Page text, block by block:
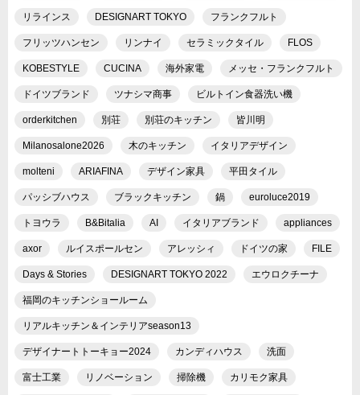
リラインス DESIGNART TOKYO フランクフルト
フリッツハンセン リンナイ セラミックタイル FLOS
KOBESTYLE CUCINA 海外家電 メッセ・フランクフルト
ドイツブランド ツナシマ商事 ビルトイン食器洗い機
orderkitchen 別荘 別荘のキッチン 皆川明
Milanosalone2026 木のキッチン イタリアデザイン
molteni ARIAFINA デザイン家具 平田タイル
パッシブハウス ブラックキッチン 鍋 euroluce2019
トヨウラ B&Bitalia AI イタリアブランド appliances
axor ルイスポールセン アレッシィ ドイツの家 FILE
Days & Stories DESIGNART TOKYO 2022 エウロクチーナ
福岡のキッチンショールーム
リアルキッチン＆インテリアseason13
デザイナートトーキョー2024 カンディハウス 洗面
富士工業 リノベーション 掃除機 カリモク家具